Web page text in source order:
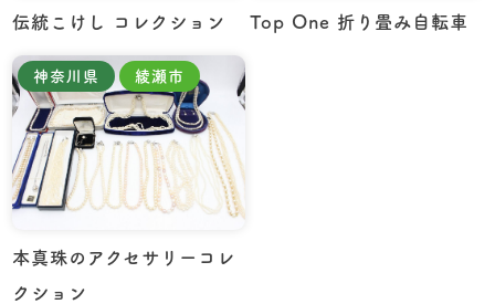
伝統こけし コレクション Top One 折り畳み自転車
神奈川県 綾瀬市
本真珠のアクセサリーコレ
クション